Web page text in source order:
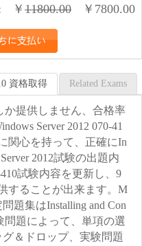
￥ 11800.00 ￥ 7800.00
資格取得 Related Exams
か提供しません、合格率
Server 2012 070-41
関心を持って、正確にIn
2012試験の出題内
試験内容を更新し、9
することが出来ます。M
題集はInstalling and Con
問題によって、単項の選
＆ドロップ、実験問題